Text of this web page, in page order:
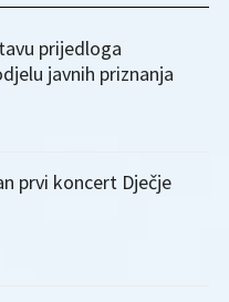
prijedloga
javnih priznanja
prvi koncert Dječje